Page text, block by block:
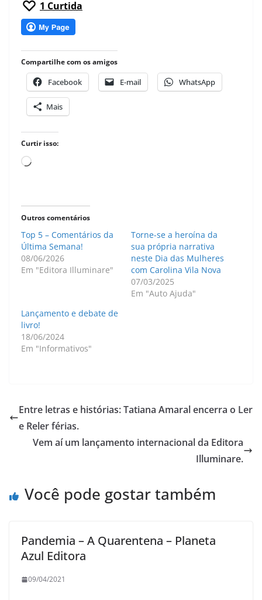
1 Curtida
Compartilhe com os amigos
Facebook E-mail WhatsApp
Mais
Curtir isso:
Carregando...
Outros comentários
Top 5 – Comentários da
Última Semana!
08/06/2026
Em "Editora Illuminare"
Torne-se a heroína da
sua própria narrativa
neste Dia das Mulheres
com Carolina Vila Nova
07/03/2025
Em "Auto Ajuda"
Lançamento e debate de
livro!
18/06/2024
Em "Informativos"
Entre letras e histórias: Tatiana Amaral encerra o Ler
e Reler férias.
Vem aí um lançamento internacional da Editora
Illuminare.
Você pode gostar também
Pandemia – A Quarentena – Planeta
Azul Editora
09/04/2021